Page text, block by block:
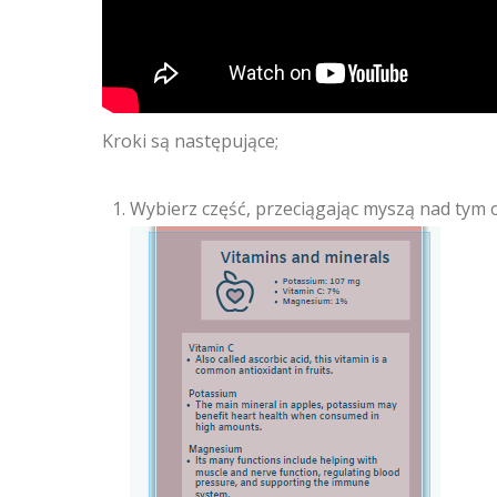
Kroki są następujące;
Wybierz część, przeciągając myszą nad tym